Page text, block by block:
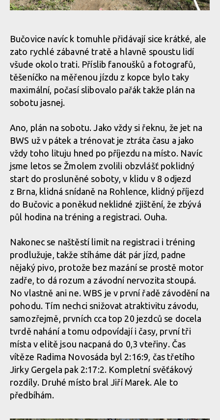
WBS: Bučovice otevřely sezónu woodbajku
Bučovice navíc k tomuhle přidávají sice krátké, ale
zato rychlé zábavné tratě a hlavně spoustu lidí
všude okolo trati. Příslib fanoušků a fotografů,
těšeníčko na měřenou jízdu z kopce bylo taky
maximální, počasí slibovalo pařák takže plán na
sobotu jasnej.
Ano, plán na sobotu. Jako vždy si řeknu, že jet na
BWS už v pátek a trénovat je ztráta času a jako
vždy toho lituju hned po příjezdu na místo. Navíc
jsme letos se Žmolem zvolili obzvlášť poklidný
start do prosluněné soboty, v klidu v 8 odjezd
z Brna, klidná snídaně na Rohlence, klidný příjezd
do Bučovic a poněkud neklidné zjištění, že zbývá
půl hodina na tréning a registraci. Ouha.
Nakonec se naštěstí limit na registraci i tréning
prodlužuje, takže stíháme dát pár jízd, padne
nějaký pivo, protože bez mazání se prostě motor
zadře, to dá rozum a závodní nervozita stoupá.
No vlastně ani ne. WBS je v první řadě závodění na
pohodu. Tím nechci snižovat atraktivitu závodu,
samozřejmě, prvních cca top 20 jezdců se docela
tvrdě nahání a tomu odpovídají i časy, první tři
místa v elitě jsou nacpaná do 0,3 vteřiny. Čas
vítěze Radima Novosáda byl 2:16:9, čas třetího
Jirky Gergela pak 2:17:2. Kompletní svěťákový
rozdíly. Druhé místo bral Jiří Marek. Ale to
předbíhám.